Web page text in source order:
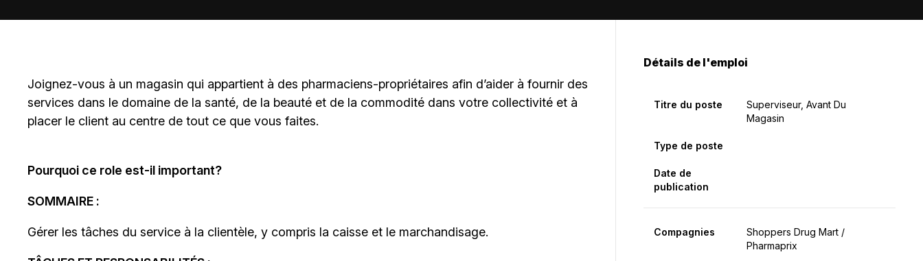
Joignez-vous à un magasin qui appartient à des pharmaciens-propriétaires afin d’aider à fournir des
services dans le domaine de la santé, de la beauté et de la commodité dans votre collectivité et à
placer le client au centre de tout ce que vous faites.
Pourquoi ce role est-il important?
SOMMAIRE :
Gérer les tâches du service à la clientèle, y compris la caisse et le marchandisage.
Détails de l'emploi
Titre du poste
Superviseur, Avant Du
Magasin
Type de poste
Date de
publication
Compagnies
Shoppers Drug Mart /
Pharmaprix